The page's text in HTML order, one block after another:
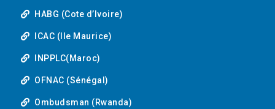
HABG (Cote d’Ivoire)
ICAC (Ile Maurice)
INPPLC(Maroc)
OFNAC (Sénégal)
Ombudsman (Rwanda)